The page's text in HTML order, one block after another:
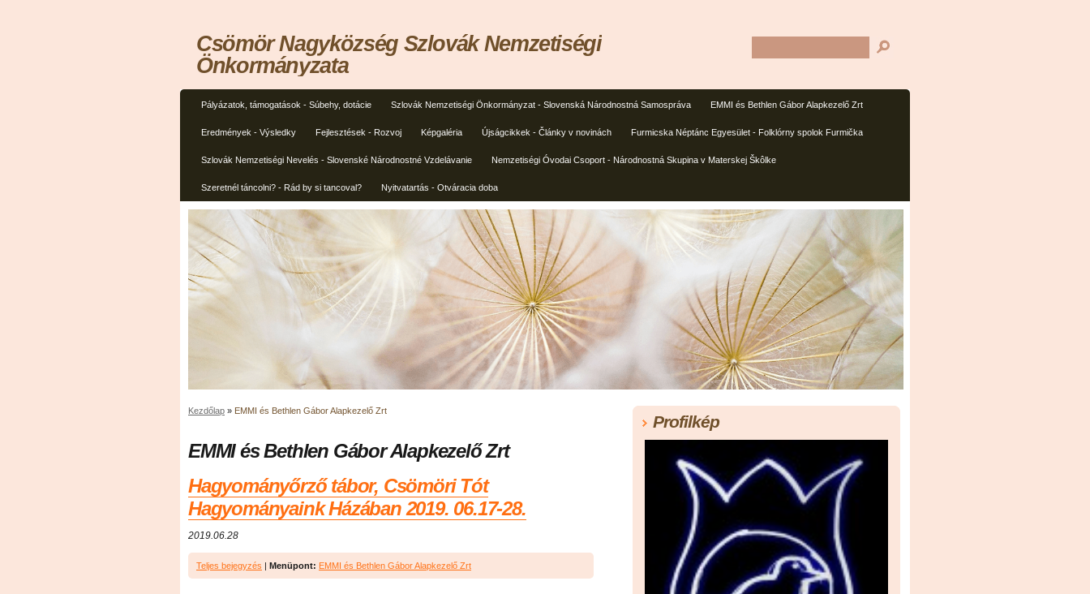
Pályázatok, támogatások - Súbehy, dotácie Szlovák Nemzetiségi Önkormányzat - Slovenská Národnostná Samospráva EMMI és Bethlen Gábor Alapkezelő Zrt
Eredmények - Výsledky Fejlesztések - Rozvoj Képgaléria Újságcikkek - Články v novinách Furmicska Néptánc Egyesület - Folklórny spolok Furmička
Szlovák Nemzetiségi Nevelés - Slovenské Národnostné Vzdelávanie Nemzetiségi Óvodai Csoport - Národnostná Skupina v Materskej Škôlke
Szeretnél táncolni? - Rád by si tancoval? Nyitvatartás - Otváracia doba
Csömör Nagyközség Szlovák Nemzetiségi
Önkormányzata
Kezdőlap » EMMI és Bethlen Gábor Alapkezelő Zrt
EMMI és Bethlen Gábor Alapkezelő Zrt
Hagyományőrző tábor, Csömöri Tót
Hagyományaink Házában 2019. 06.17-28.
2019.06.28
Teljes bejegyzés | Menüpont: EMMI és Bethlen Gábor Alapkezelő Zrt
Profilkép